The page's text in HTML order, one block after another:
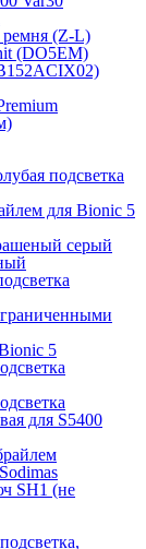
ремня (Z-L)
(DO5EM)
подсветка
для Bionic 5
серый
5
для S5400
SH1 (не